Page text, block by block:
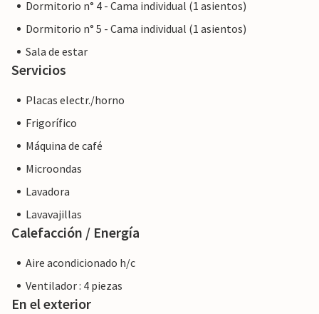
Dormitorio n° 4 - Cama individual (1 asientos)
Dormitorio n° 5 - Cama individual (1 asientos)
Sala de estar
Servicios
Placas electr./horno
Frigorífico
Máquina de café
Microondas
Lavadora
Lavavajillas
Calefacción / Energía
Aire acondicionado h/c
Ventilador : 4 piezas
En el exterior